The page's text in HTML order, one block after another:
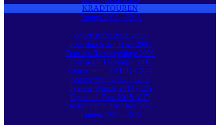
KRADTOUREN
Touren 2002 - 2015
Bayerischer Wald 2002
Tour durch den Harz 2004
Tour ins Riesengebirge 2009
Tour nach Thüringen 2011
Sommertour 2011: D-CZ-A
Sommertour 2012: D-CZ
Tyssaer Wände 2014 (CZ)
Egerland-Tour 2015 (CZ)
Herbsttour in den Harz 2015
Touren 2016 - 2020